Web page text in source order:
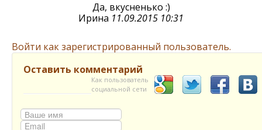
Да, вкусненько :)
Ирина 11.09.2015 10:31
Войти как зарегистрированный пользователь.
Оставить комментарий
Как пользователь
социальной сети